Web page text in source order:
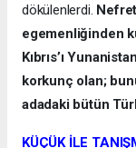
dökülenlerdi.
egemenliğinden
Kıbrıs’ı
korkunç olan;
adadaki bütün
KÜÇÜK İLE